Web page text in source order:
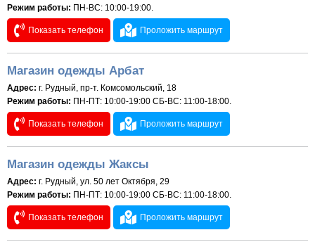
Режим работы: ПН-ВС: 10:00-19:00.
Показать телефон Проложить маршрут
Магазин одежды Арбат
Адрес: г. Рудный, пр-т. Комсомольский, 18
Режим работы: ПН-ПТ: 10:00-19:00 СБ-ВС: 11:00-18:00.
Показать телефон Проложить маршрут
Магазин одежды Жаксы
Адрес: г. Рудный, ул. 50 лет Октября, 29
Режим работы: ПН-ПТ: 10:00-19:00 СБ-ВС: 11:00-18:00.
Показать телефон Проложить маршрут